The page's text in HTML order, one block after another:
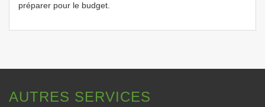
préparer pour le budget.
AUTRES SERVICES